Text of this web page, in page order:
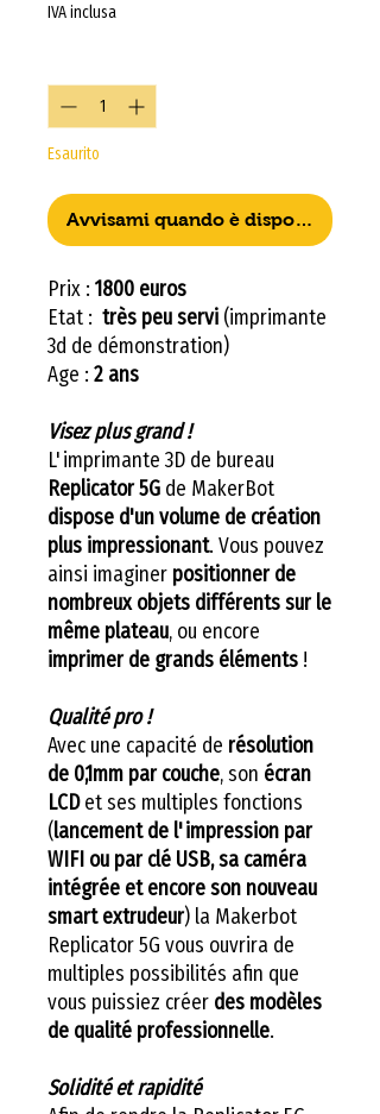
IVA inclusa
Esaurito
Avvisami quando è disponibile
Prix : 1800 euros
Etat : très peu servi (imprimante
3d de démonstration)
Age : 2 ans
Visez plus grand !
L'imprimante 3D de bureau
Replicator 5G de MakerBot
dispose d'un volume de création
plus impressionant. Vous pouvez
ainsi imaginer positionner de
nombreux objets différents sur le
même plateau, ou encore
imprimer de grands éléments !
Qualité pro !
Avec une capacité de résolution
de 0,1mm par couche, son écran
LCDet ses multiples fonctions
(lancement de l'impression par
WIFI ou par clé USB, sa caméra
intégrée et encore son nouveau
smart extrudeur) la Makerbot
Replicator 5G vous ouvrira de
multiples possibilités afin que
vous puissiez créer des modèles
de qualité professionnelle.
Solidité et rapidité